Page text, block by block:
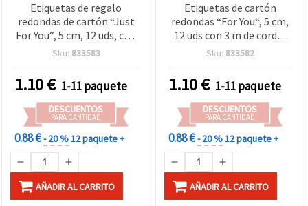
Etiquetas de regalo
redondas de cartón “Just
For You“, 5 cm, 12 uds, con
cordel de 3 m, para
scrapbooking
Sku: 833583
1.10€ 1-11 paquete
DESCUENTOS
PARA CANTIDAD
0.88 €- 20 %12 paquete +
AÑADIR AL CARRITO
Etiquetas de cartón
redondas “For You“, 5 cm,
12 uds con 3 m de cordel
para manualidades y
Sku: 833582
1.10€ 1-11 paquete
DESCUENTOS
PARA CANTIDAD
0.88 €- 20 %12 paquete +
AÑADIR AL CARRITO